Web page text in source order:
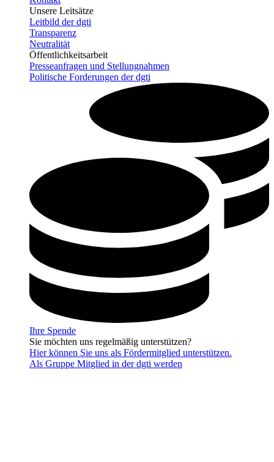
Unsere Leitsätze
Leitbild der dgti
Transparenz
Neutralität
Öffentlichkeitsarbeit
Presseanfragen und Stellungnahmen
Politische Forderungen der dgti
Ihre Spende
Sie möchten uns regelmäßig unterstützen?
Hier können Sie uns als Fördermitglied unterstützen.
Als Gruppe Mitglied in der dgti werden